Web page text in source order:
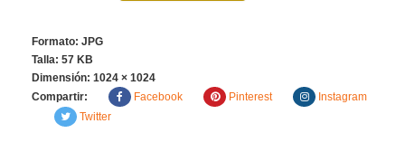
Formato: JPG
Talla: 57 KB
Dimensión: 1024 × 1024
Compartir:
Facebook Pinterest
Instagram
Twitter